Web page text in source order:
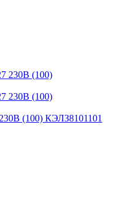
(100) КЭЛЗ8101101